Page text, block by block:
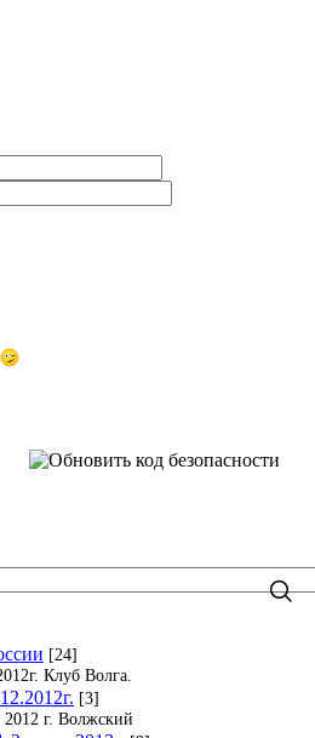
[24]
Клуб Волга.
[3]
г. Волжский